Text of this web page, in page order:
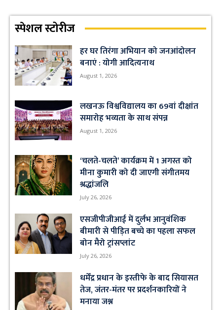
स्पेशल स्टोरीज
हर घर तिरंगा अभियान को जनआंदोलन
बनाएं : योगी आदित्यनाथ
August 1, 2026
लखनऊ विश्वविद्यालय का 69वां दीक्षांत
समारोह भव्यता के साथ संपन्न
August 1, 2026
‘चलते-चलते’ कार्यक्रम में 1 अगस्त को
मीना कुमारी को दी जाएगी संगीतमय
श्रद्धांजलि
July 26, 2026
एसजीपीजीआई में दुर्लभ आनुवंशिक
बीमारी से पीड़ित बच्चे का पहला सफल
बोन मैरो ट्रांसप्लांट
July 26, 2026
धर्मेंद्र प्रधान के इस्तीफे के बाद सियासत
तेज, जंतर-मंतर पर प्रदर्शनकारियों ने
मनाया जश्न